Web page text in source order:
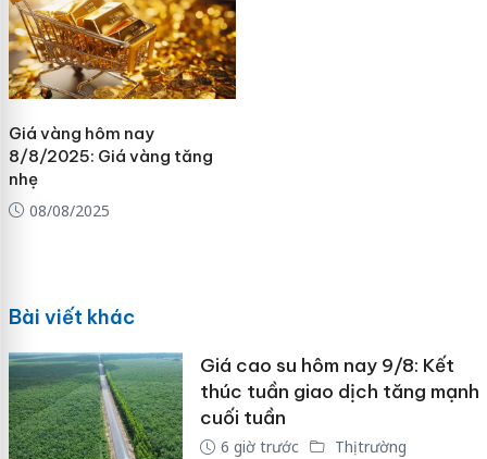
Giá vàng hôm nay
8/8/2025: Giá vàng tăng
nhẹ
08/08/2025
Bài viết khác
Giá cao su hôm nay 9/8: Kết
thúc tuần giao dịch tăng mạnh
cuối tuần
6 giờ trước Thị trường